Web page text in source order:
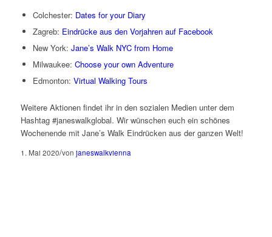
Colchester: Dates for your Diary
Zagreb: Eindrücke aus den Vorjahren auf Facebook
New York: Jane’s Walk NYC from Home
Milwaukee: Choose your own Adventure
Edmonton: Virtual Walking Tours
Weitere Aktionen findet ihr in den sozialen Medien unter dem
Hashtag #janeswalkglobal. Wir wünschen euch ein schönes
Wochenende mit Jane’s Walk Eindrücken aus der ganzen Welt!
1. Mai 2020/von janeswalkvienna